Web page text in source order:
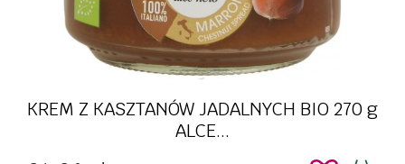
KREM Z KASZTANÓW JADALNYCH BIO 270 g
ALCE...